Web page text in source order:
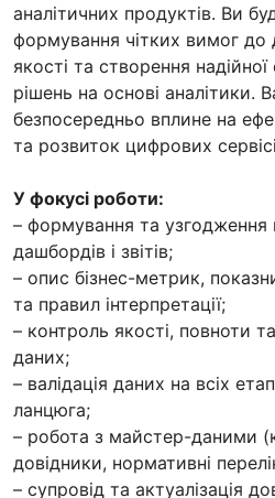
аналітичних продуктів. Ви
формування чітких вимог до
якості та створення
рішень на основі аналітики.
безпосередньо вплине на
та розвиток цифрових
У фокусі роботи:
– формування та узгодження
дашбордів і звітів;
– опис бізнес-метрик,
та правил інтерпретації;
– контроль якості, повноти
даних;
– валідація даних на всіх
ланцюга;
– робота з майстер-даними
довідники, нормативні
– супровід та актуалізація